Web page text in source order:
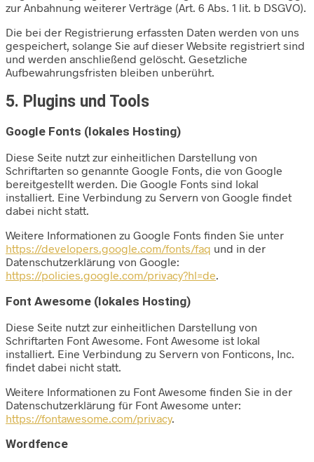
zur Anbahnung weiterer Verträge (Art. 6 Abs. 1 lit. b DSGVO).
Die bei der Registrierung erfassten Daten werden von uns
gespeichert, solange Sie auf dieser Website registriert sind
und werden anschließend gelöscht. Gesetzliche
Aufbewahrungsfristen bleiben unberührt.
5. Plugins und Tools
Google Fonts (lokales Hosting)
Diese Seite nutzt zur einheitlichen Darstellung von
Schriftarten so genannte Google Fonts, die von Google
bereitgestellt werden. Die Google Fonts sind lokal
installiert. Eine Verbindung zu Servern von Google findet
dabei nicht statt.
Weitere Informationen zu Google Fonts finden Sie unter
https://developers.google.com/fonts/faq und in der
Datenschutzerklärung von Google:
https://policies.google.com/privacy?hl=de.
Font Awesome (lokales Hosting)
Diese Seite nutzt zur einheitlichen Darstellung von
Schriftarten Font Awesome. Font Awesome ist lokal
installiert. Eine Verbindung zu Servern von Fonticons, Inc.
findet dabei nicht statt.
Weitere Informationen zu Font Awesome finden Sie in der
Datenschutzerklärung für Font Awesome unter:
https://fontawesome.com/privacy.
Wordfence